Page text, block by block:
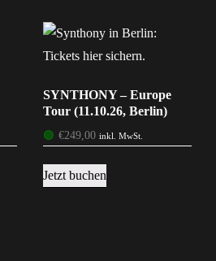
SYNTHONY – Europe
Tour (11.10.26, Berlin)
🟢 €249,00 inkl. MwSt.
Jetzt buchen